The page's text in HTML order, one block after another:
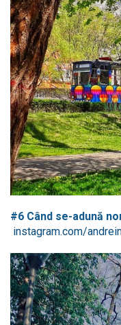
#6 Când se-adună
instagram.com/